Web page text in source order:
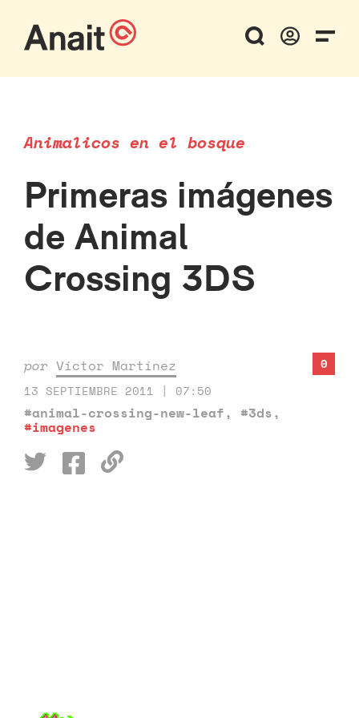
Animalicos en el bosque
Primeras imágenes
de Animal
Crossing 3DS
por Víctor Martínez
13 SEPTIEMBRE 2011 | 07:50
#animal-crossing-new-leaf, #3ds,
#imagenes
0